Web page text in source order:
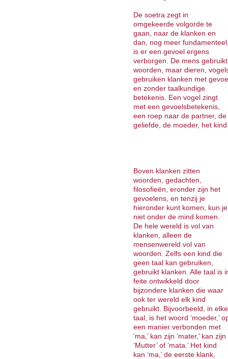
De soetra zegt in
omgekeerde volgorde te
gaan, naar de klanken en
dan, nog meer
is er een gevoel ergens
verborgen. De mens gebruikt
woorden, maar dieren,
gebruiken klanken met
en zonder taalkundige
betekenis. Een vogel zingt
met een gevoelsbetekenis,
een roep naar de partner, de
geliefde, de moeder, het
Boven klanken zitten
woorden, gedachten,
filosofieën, eronder zijn het
gevoelens, en tenzij je
hieronder kunt komen, kun je
niet onder de mind komen.
De hele wereld is vol van
klanken, alleen de
mensenwereld vol van
woorden. Zelfs een kind die
geen taal kan gebruiken,
gebruikt klanken. Alle taal is
feite ontwikkeld door
bijzondere klanken die waar
ook ter wereld elk kind
gebruikt. Bijvoorbeeld, in elke
taal, is het woord ‘moeder,’
een manier verbonden met
‘ma,’ kan zijn ‘mater,’ kan zijn
‘Mutter’ of ‘mata.’ Het kind
kan ‘ma,’ de eerste klank,